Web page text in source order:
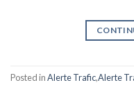
Posted inAlerte Trafic,Alerte